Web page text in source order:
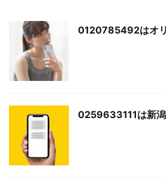
0120785492はオ
0259633111は新